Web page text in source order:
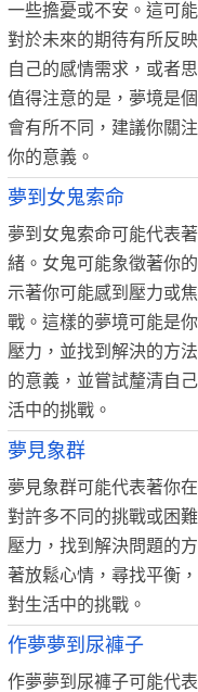
一些擔憂或不安。這可
對於未來的期待有所反
自己的感情需求，或者
值得注意的是，夢境是
會有所不同，建議你關
你的意義。
夢到女鬼索命
夢到女鬼索命可能代表
緒。女鬼可能象徵著你
示著你可能感到壓力或
戰。這樣的夢境可能是
壓力，並找到解決的方
的意義，並嘗試釐清自
活中的挑戰。
夢見象群
夢見象群可能代表著你
對許多不同的挑戰或困
壓力，找到解決問題的
著放鬆心情，尋找平衡
對生活中的挑戰。
作夢夢到尿褲子
作夢夢到尿褲子可能代